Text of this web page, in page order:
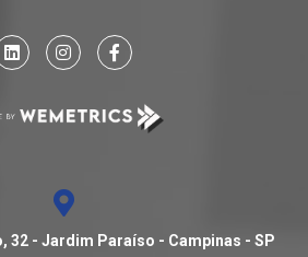
32 - Jardim Paraíso - Campinas - SP